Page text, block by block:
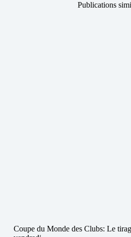
Publications
Coupe du Monde des Clubs: Le